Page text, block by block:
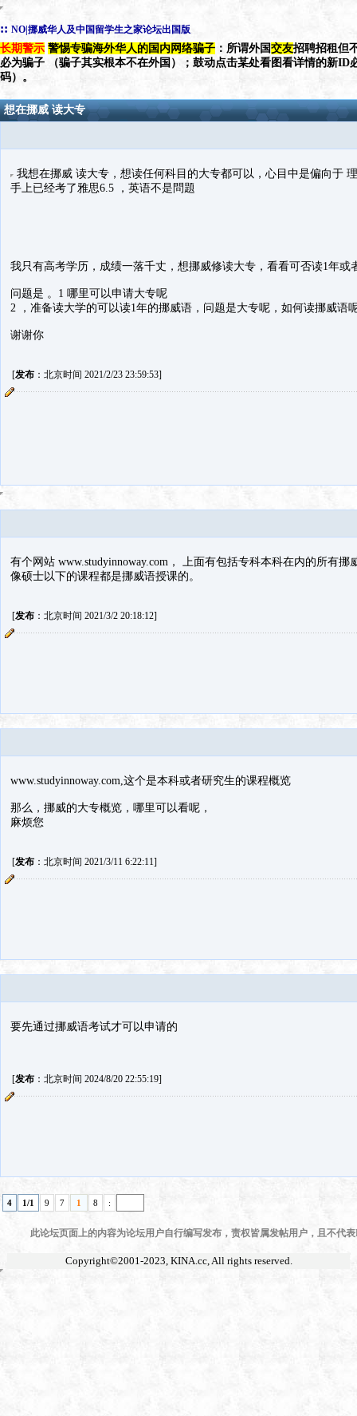
:: NO|挪威华人及中国留学生之家论坛出国版
长期警示 警惕专骗海外华人的国内网络骗子 ：所谓外国交友招聘招租但
必为骗子 （骗子其实根本不在外国）；鼓动点击某处看图看详情的新ID
码）。
想在挪威 读大专
我想在挪威 读大专，想读任何科目的大专都可以，心目中是偏向于
手上已经考了雅思6.5 ，英语不是問題
我只有高考学历，成绩一落千丈，想挪威修读大专，看看可否读1年或
问题是 。1 哪里可以申请大专呢
2 ，准备读大学的可以读1年的挪威语，问题是大专呢，如何读挪威语
谢谢你
[发布：北京时间 2021/2/23 23:59:53]
有个网站 www.studyinnoway.com， 上面有包括专科本科在内的所有
像硕士以下的课程都是挪威语授课的。
[发布：北京时间 2021/3/2 20:18:12]
www.studyinnoway.com,这个是本科或者研究生的课程概览
那么，挪威的大专概览，哪里可以看呢，
麻烦您
[发布：北京时间 2021/3/11 6:22:11]
要先通过挪威语考试才可以申请的
[发布：北京时间 2024/8/20 22:55:19]
4 1/1 9 7 1 8 :
此论坛页面上的内容为论坛用户自行编写发布，责权皆属发帖用户，且不代
Copyright©2001-2023, KINA.cc, All rights reserved.